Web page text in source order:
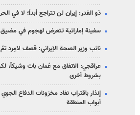
ذو القدر: إيران لن تتراجع أبداً؛ لا في
سفينة إماراتية تتعرض لهجوم في
نائب وزير الصحة الإيراني: قصف لامِرد
عراقجي: الاتفاق مع عُمان بات
بشروط أخرى
إنذار باقتراب نفاد مخزونات الدفاع
أبواب المنطقة